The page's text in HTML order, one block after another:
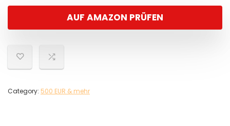
AUF AMAZON PRÜFEN
Category: 500 EUR & mehr